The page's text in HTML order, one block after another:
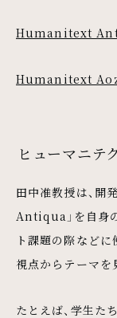
Humanitext
Humanitext
ヒューマニテ
田中准教授は、
Antiqua」を自身
ト課題の際などに
視点からテーマを
たとえば、学生た